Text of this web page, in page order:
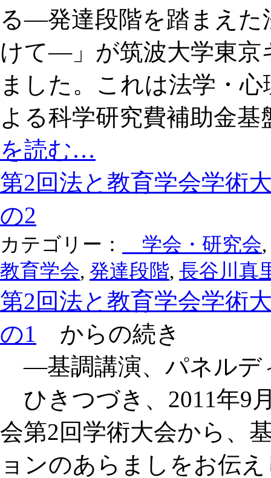
る―発達段階を踏まえた
けて―」が筑波大学東京
ました。これは法学・
よる科学研究費補助金
を読む…
第2回法と教育学会学
の2
カテゴリー： 学会・研究会,
教育学会, 発達段階, 長谷川真
第2回法と教育学会学
の1 からの続き
―基調講演、パネルデ
ひきつづき、2011年9
会第2回学術大会から、
ョンのあらましをお伝